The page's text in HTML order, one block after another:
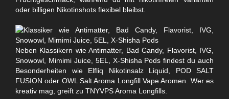
oder billigen Nikotinshots flexibel bleibst.
Neben Klassikern wie Antimatter, Bad Candy, Flavorist, IVG,
Snowowl, Mimimi Juice, 5EL, X-Shisha Pods findest du auch
Besonderheiten wie Elfliq Nikotinsalz Liquid, POD SALT
FUSION oder OWL Salt Aroma Longfill Vape Aromen. Wer es
kreativ mag, greift zu TNYVPS Aroma Longfills.